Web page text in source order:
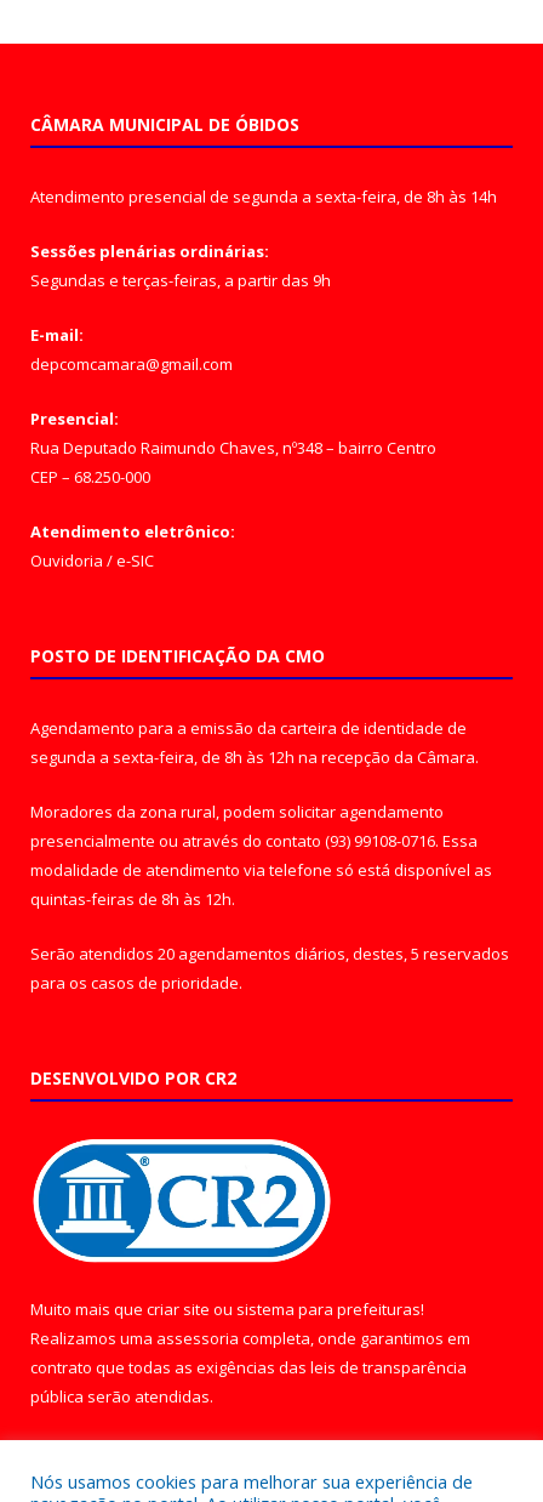
CÂMARA MUNICIPAL DE ÓBIDOS
Atendimento presencial de segunda a sexta-feira, de 8h às 14h
Sessões plenárias ordinárias:
Segundas e terças-feiras, a partir das 9h
E-mail:
depcomcamara@gmail.com
Presencial:
Rua Deputado Raimundo Chaves, nº348 – bairro Centro
CEP – 68.250-000
Atendimento eletrônico:
Ouvidoria /e-SIC
POSTO DE IDENTIFICAÇÃO DA CMO
Agendamento para a emissão da carteira de identidade de
segunda a sexta-feira, de 8h às 12h na recepção da Câmara.
Moradores da zona rural, podem solicitar agendamento
presencialmente ou através do contato (93) 99108-0716. Essa
modalidade de atendimento via telefone só está disponível as
quintas-feiras de 8h às 12h.
Serão atendidos 20 agendamentos diários, destes, 5 reservados
para os casos de prioridade.
DESENVOLVIDO POR CR2
Muito mais que criar site ou sistema para prefeituras!
Realizamos uma assessoria completa, onde garantimos em
contrato que todas as exigências das leis de transparência
pública serão atendidas.
Nós usamos cookies para melhorar sua experiência de